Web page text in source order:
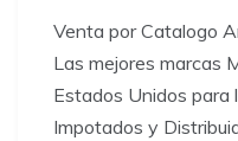
Venta por Catalogo
Las mejores marcas
Estados Unidos
Impotados y